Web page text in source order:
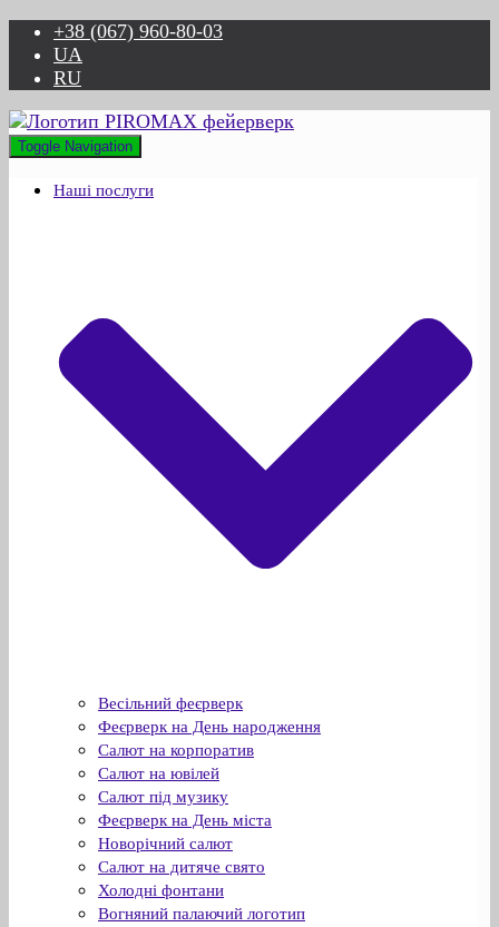
+38 (067) 960-80-03
UA
RU
Toggle Navigation
Наші послуги
Весільний феєрверк
Феєрверк на День народження
Салют на корпоратив
Салют на ювілей
Салют під музику
Феєрверк на День міста
Новорічний салют
Салют на дитяче свято
Холодні фонтани
Вогняний палаючий логотип